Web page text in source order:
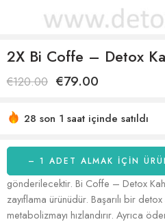
2X Bi Coffe – Detox
€120.00 €79.00
28 son 1 saat içinde satıldı
var
– 1 ADET ALMAK IÇIN
gönderilecektir. Bi Coffe – Detox
zayıflama ürünüdür. Başarılı bir detox
metabolizmayı hızlandırır. Ayrıca